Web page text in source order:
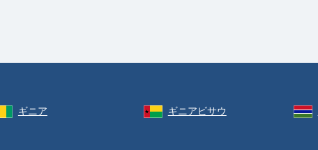
ギニア ギニアビサウ